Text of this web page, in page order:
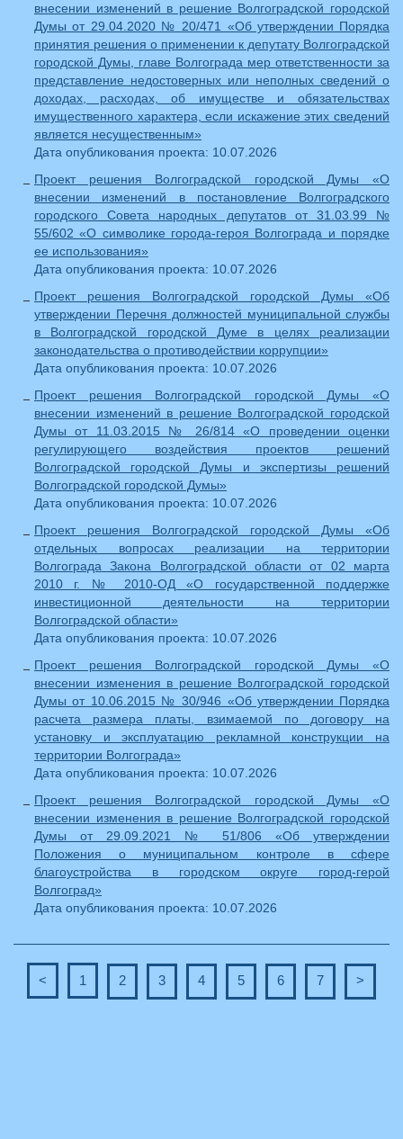
внесении изменений в решение Волгоградской городской
Думы от 29.04.2020 № 20/471 «Об утверждении Порядка
принятия решения о применении к депутату Волгоградской
городской Думы, главе Волгограда мер ответственности за
представление недостоверных или неполных сведений о
доходах, расходах, об имуществе и обязательствах
имущественного характера, если искажение этих сведений
является несущественным»
Дата опубликования проекта: 10.07.2026
Проект решения Волгоградской городской Думы «О
внесении изменений в постановление Волгоградского
городского Совета народных депутатов от 31.03.99 №
55/602 «О символике города-героя Волгограда и порядке
ее использования»
Дата опубликования проекта: 10.07.2026
Проект решения Волгоградской городской Думы «Об
утверждении Перечня должностей муниципальной службы
в Волгоградской городской Думе в целях реализации
законодательства о противодействии коррупции»
Дата опубликования проекта: 10.07.2026
Проект решения Волгоградской городской Думы «О
внесении изменений в решение Волгоградской городской
Думы от 11.03.2015 № 26/814 «О проведении оценки
регулирующего воздействия проектов решений
Волгоградской городской Думы и экспертизы решений
Волгоградской городской Думы»
Дата опубликования проекта: 10.07.2026
Проект решения Волгоградской городской Думы «Об
отдельных вопросах реализации на территории
Волгограда Закона Волгоградской области от 02 марта
2010 г. № 2010-ОД «О государственной поддержке
инвестиционной деятельности на территории
Волгоградской области»
Дата опубликования проекта: 10.07.2026
Проект решения Волгоградской городской Думы «О
внесении изменения в решение Волгоградской городской
Думы от 10.06.2015 № 30/946 «Об утверждении Порядка
расчета размера платы, взимаемой по договору на
установку и эксплуатацию рекламной конструкции на
территории Волгограда»
Дата опубликования проекта: 10.07.2026
Проект решения Волгоградской городской Думы «О
внесении изменения в решение Волгоградской городской
Думы от 29.09.2021 № 51/806 «Об утверждении
Положения о муниципальном контроле в сфере
благоустройства в городском округе город-герой
Волгоград»
Дата опубликования проекта: 10.07.2026
< 1 2 3 4 5 6 7 >